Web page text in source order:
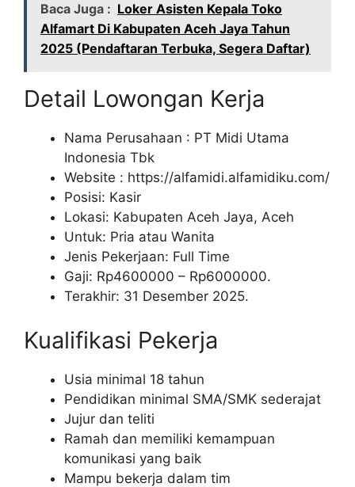
Baca Juga : Loker Asisten Kepala Toko
Alfamart Di Kabupaten Aceh Jaya Tahun
2025 (Pendaftaran Terbuka, Segera Daftar)
Detail Lowongan Kerja
Nama Perusahaan : PT Midi Utama
Indonesia Tbk
Website : https://alfamidi.alfamidiku.com/
Posisi: Kasir
Lokasi: Kabupaten Aceh Jaya, Aceh
Untuk: Pria atau Wanita
Jenis Pekerjaan: Full Time
Gaji: Rp4600000 – Rp6000000.
Terakhir: 31 Desember 2025.
Kualifikasi Pekerja
Usia minimal 18 tahun
Pendidikan minimal SMA/SMK sederajat
Jujur dan teliti
Ramah dan memiliki kemampuan
komunikasi yang baik
Mampu bekerja dalam tim